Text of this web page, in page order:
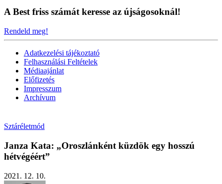
A Best friss számát keresse az újságosoknál!
Rendeld meg!
Adatkezelési tájékoztató
Felhasználási Feltételek
Médiaajánlat
Előfizetés
Impresszum
Archívum
Sztáréletmód
Janza Kata: „Oroszlánként küzdök egy hosszú
hétvégéért”
2021. 12. 10.